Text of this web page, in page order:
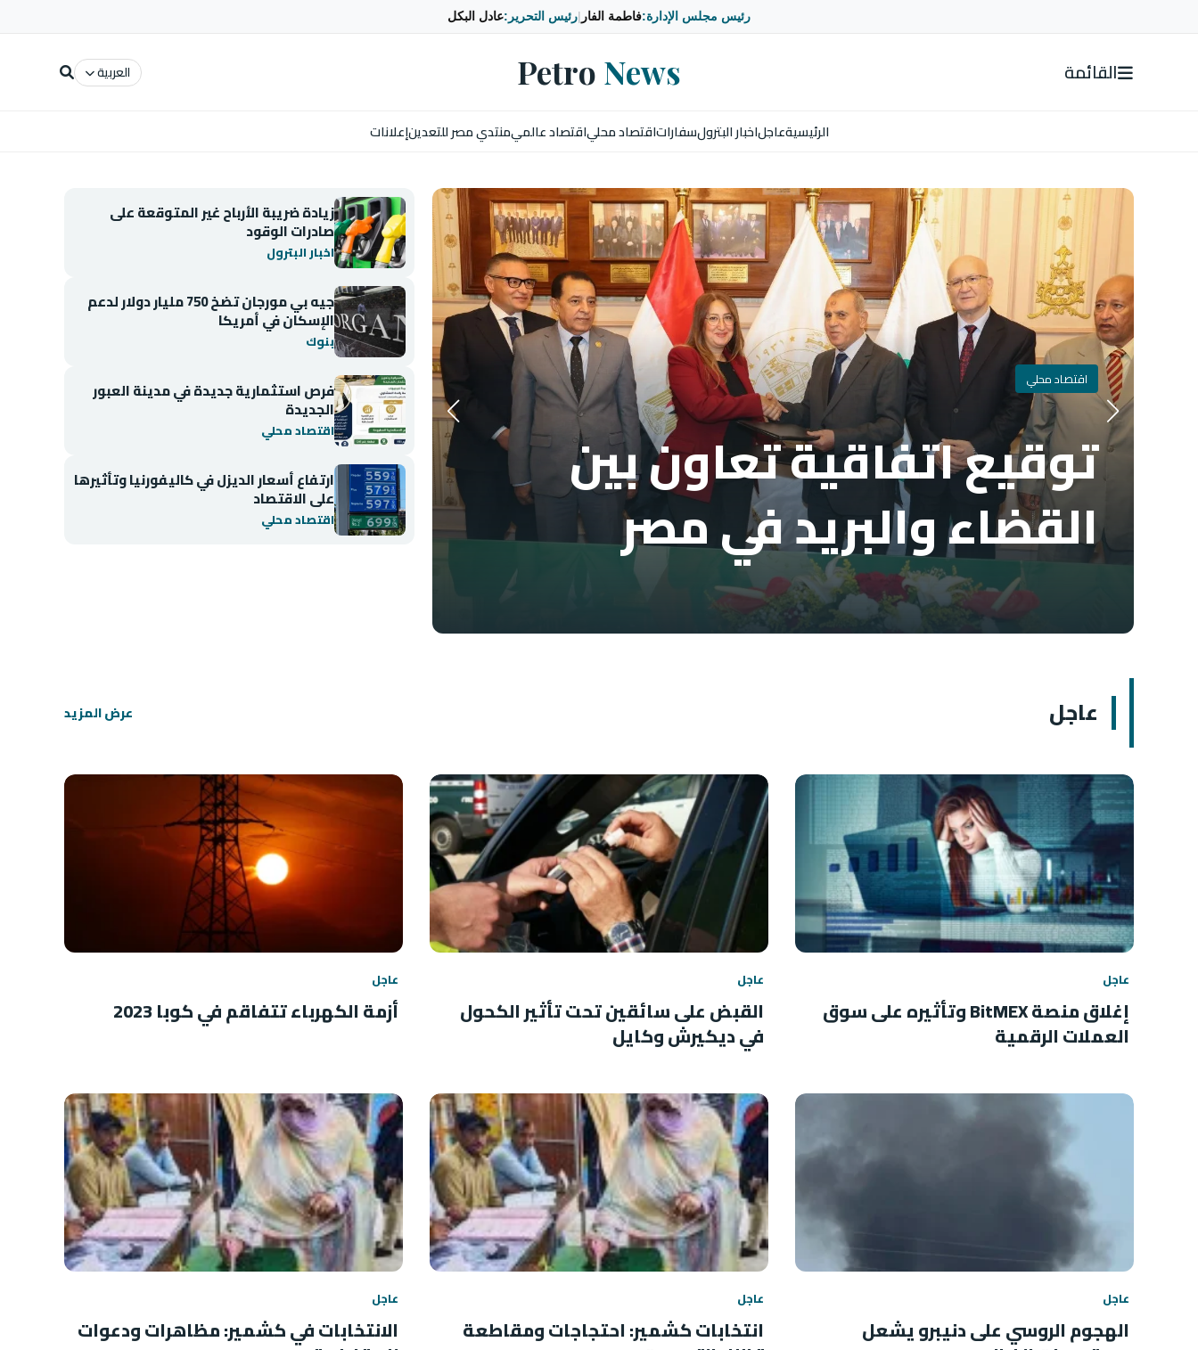
رئيس مجلس الإدارة:فاطمة الفار رئيس التحرير:عادل البكل
القائمة Petro News العربية
الرئيسيةعاجلاخبار البترولسفاراتاقتصاد محلياقتصاد عالميمنتدي مصر للتعدينإعلانات
اقتصاد محلي
توقيع اتفاقية تعاون بين
القضاء والبريد في مصر اقتصاد محلي
زيادة ضريبة الأرباح غير المتوقعة على
صادرات الوقود
اخبار البترول
جيه بي مورجان تضخ 750 مليار دولار لدعم
الإسكان في أمريكا
بنوك
فرص استثمارية جديدة في مدينة العبور
الجديدة
اقتصاد محلي
ارتفاع أسعار الديزل في كاليفورنيا وتأثيرها
على الاقتصاد
اقتصاد محلي
عاجل عرض المزيد
عاجل
إغلاق منصة BitMEX وتأثيره على سوق
العملات الرقمية
عاجل
القبض على سائقين تحت تأثير الكحول
في ديكيرش وكايل
عاجل
أزمة الكهرباء تتفاقم في كوبا 2023
عاجل
الهجوم الروسي على دنيبرو يشعل
عاجل
انتخابات كشمير: احتجاجات ومقاطعة
عاجل
الانتخابات في كشمير: مظاهرات ودعوات